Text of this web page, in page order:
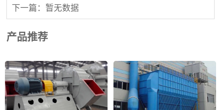
下一篇：暂无数据
产品推荐